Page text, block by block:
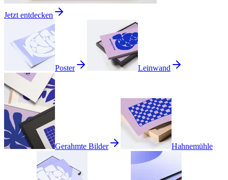
Jetzt entdecken
Poster Leinwand
Gerahmte Bilder Hahnemühle